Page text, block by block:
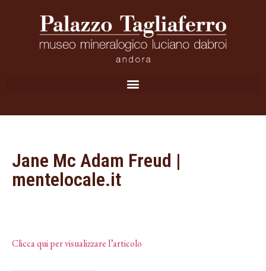
Jane Mc Adam Freud |
mentelocale.it
Clicca qui per visualizzare l’articolo